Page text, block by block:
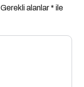
Gerekli alanlar* ile